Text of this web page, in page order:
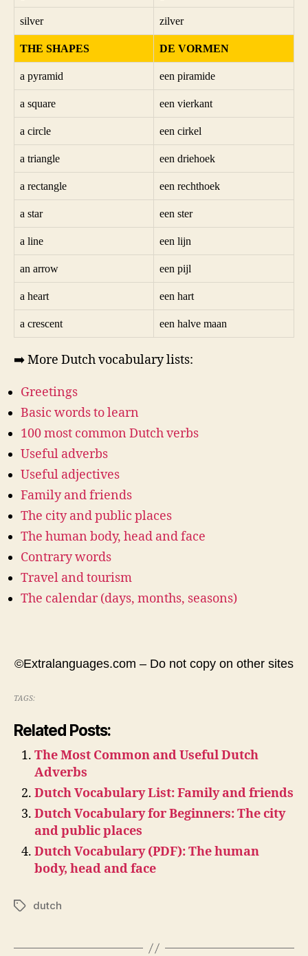
silver zilver
THE SHAPES DE VORMEN
a pyramid een piramide
a square een vierkant
a circle een cirkel
a triangle een driehoek
a rectangle een rechthoek
a star een ster
a line een lijn
an arrow een pijl
a heart een hart
a crescent een halve maan
➡️ More Dutch vocabulary lists:
Greetings
Basic words to learn
100 most common Dutch verbs
Useful adverbs
Useful adjectives
Family and friends
The city and public places
The human body, head and face
Contrary words
Travel and tourism
The calendar (days, months, seasons)
©Extralanguages.com – Do not copy on other sites
TAGS:
Related Posts:
The Most Common and Useful Dutch
Adverbs
Dutch Vocabulary List: Family and friends
Dutch Vocabulary for Beginners: The city
and public places
Dutch Vocabulary (PDF): The human
body, head and face
Tagsdutch